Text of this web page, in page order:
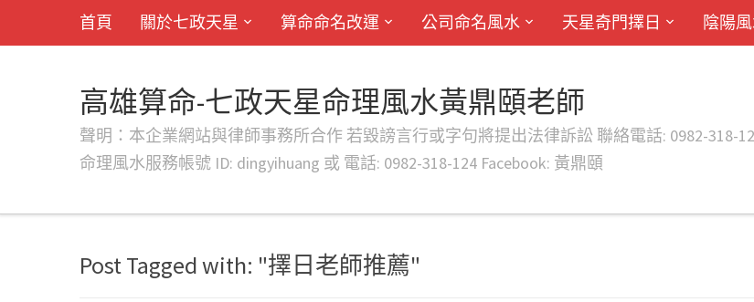
首頁 關於七政天星 算命命名改運 公司命名風水 天星奇門擇日 陰陽
高雄算命-七政天星命理風水黃鼎頤老師
聲明：本企業網站與律師事務所合作 若毀謗言行或字句將提出法律訴訟 聯絡電話: 0982-318-
命理風水服務帳號 ID: dingyihuang 或 電話: 0982-318-124 Facebook: 黃鼎頤
Post Tagged with: "擇日老師推薦"